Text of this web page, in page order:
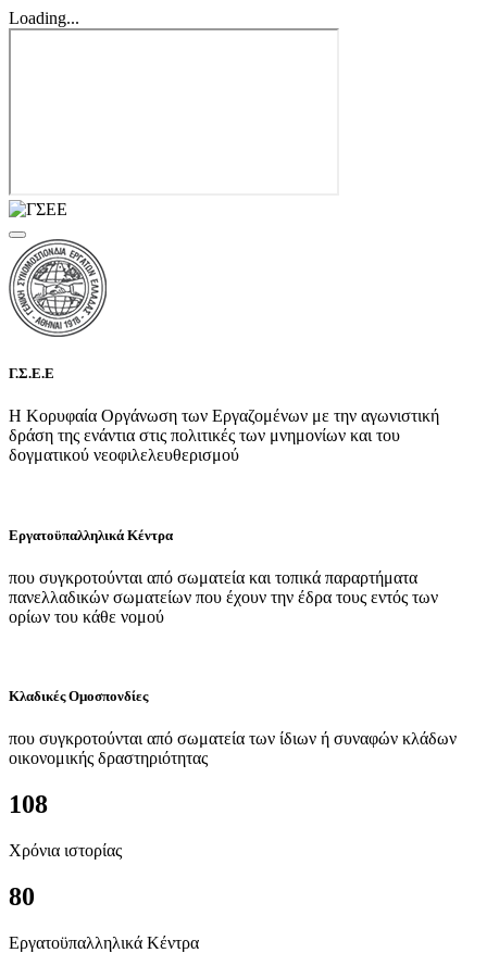
Loading...
Γ.Σ.Ε.Ε
Η Κορυφαία Οργάνωση των Εργαζομένων με την αγωνιστική
δράση της ενάντια στις πολιτικές των μνημονίων και του
δογματικού νεοφιλελευθερισμού
Εργατοϋπαλληλικά Κέντρα
που συγκροτούνται από σωματεία και τοπικά παραρτήματα
πανελλαδικών σωματείων που έχουν την έδρα τους εντός των
ορίων του κάθε νομού
Κλαδικές Ομοσπονδίες
που συγκροτούνται από σωματεία των ίδιων ή συναφών κλάδων
οικονομικής δραστηριότητας
108
Χρόνια ιστορίας
80
Εργατοϋπαλληλικά Κέντρα